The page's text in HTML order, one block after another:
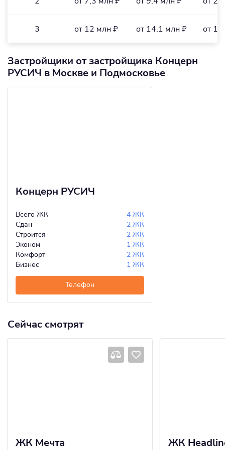
3 от 12 млн ₽ от 14,1 млн ₽ от
Застройщики от застройщика Концерн
РУСИЧ в Москве и Подмосковье
Концерн РУСИЧ
Всего ЖК
4 ЖК
Сдан
2 ЖК
Строится
2 ЖК
Эконом
1 ЖК
Комфорт
2 ЖК
Бизнес
1 ЖК
Телефон
Сейчас смотрят
ЖК Мечта ЖК